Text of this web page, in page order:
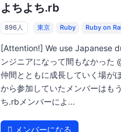
よちよち.rb
896人 東京 Ruby Ruby on
[Attention!] We use Japanese
ンジニアになって間もなかった
仲間とともに成長していく場が
から参加していたメンバーはも
ち.rbメンバーによ...
メンバーになる